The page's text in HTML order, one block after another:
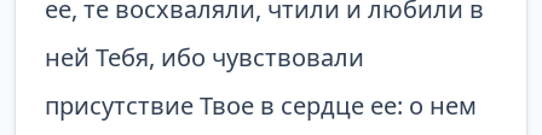
ее, те восхваляли, чтили и любили в
ней Тебя, ибо чувствовали
присутствие Твое в сердце ее: о нем